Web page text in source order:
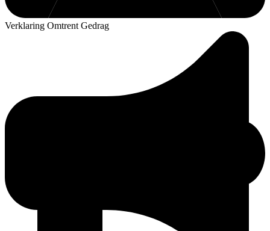
Verklaring Omtrent Gedrag